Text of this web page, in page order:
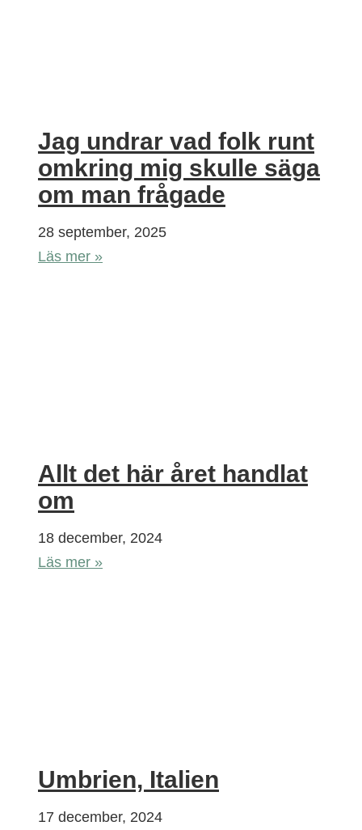
Jag undrar vad folk runt
omkring mig skulle säga
om man frågade
28 september, 2025
Läs mer »
Allt det här året handlat
om
18 december, 2024
Läs mer »
Umbrien, Italien
17 december, 2024